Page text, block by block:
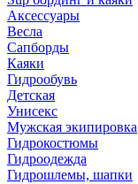
Аксессуары
Весла
Сапборды
Каяки
Гидрообувь
Детская
Унисекс
Мужская экипировка
Гидрокостюмы
Гидроодежда
Гидрошлемы, шапки